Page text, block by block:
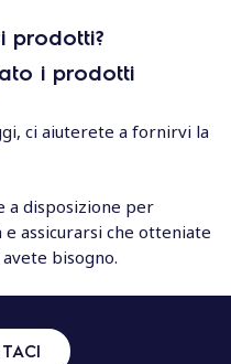
prodotti?
i prodotti
ci aiuterete a fornirvi la
a disposizione per
assicurarsi che otteniate
bisogno.